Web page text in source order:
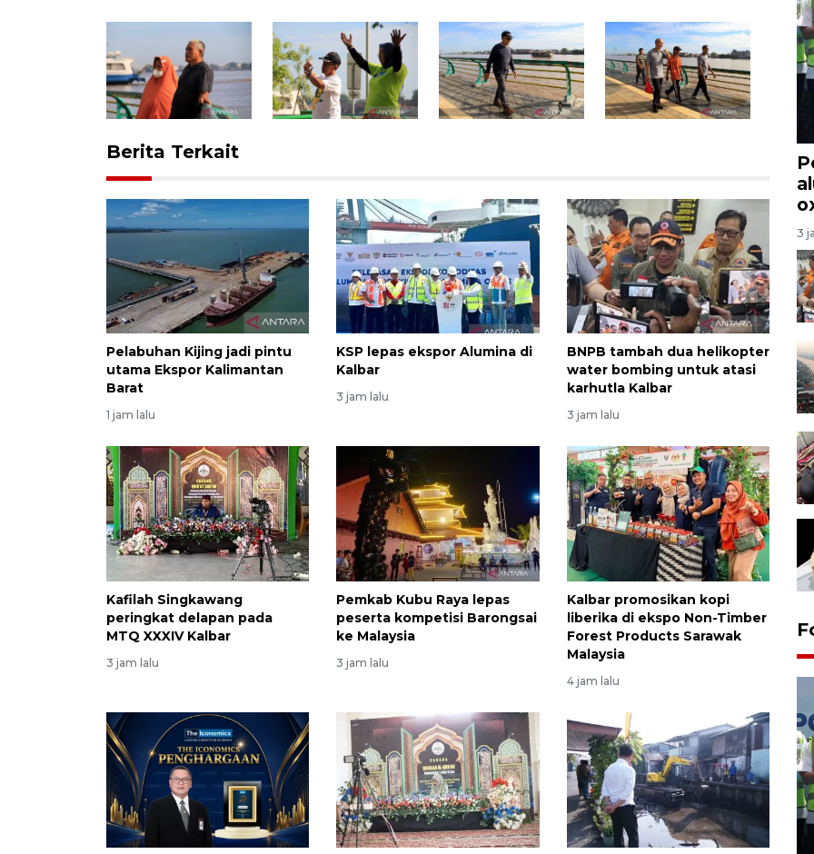
Berita Terkait
Pelabuhan Kijing jadi pintu
utama Ekspor Kalimantan
Barat
1 jam lalu
KSP lepas ekspor Alumina di
Kalbar
3 jam lalu
BNPB tambah dua helikopter
water bombing untuk atasi
karhutla Kalbar
3 jam lalu
Kafilah Singkawang
peringkat delapan pada
MTQ XXXIV Kalbar
3 jam lalu
Pemkab Kubu Raya lepas
peserta kompetisi Barongsai
ke Malaysia
3 jam lalu
Kalbar promosikan kopi
liberika di ekspo Non-Timber
Forest Products Sarawak
Malaysia
4 jam lalu
3
Kalbar siaga darurat karhutla
hingga November